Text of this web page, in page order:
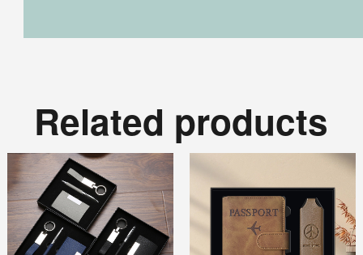
Related products